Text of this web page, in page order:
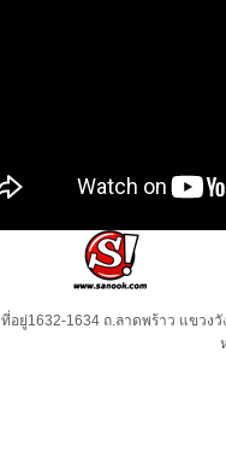
ที่อยู่1632-1634 ถ.ลาดพร้าว แขวง